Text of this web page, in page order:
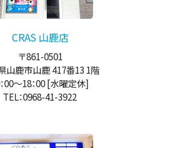
CRAS 山鹿店
〒861-0501
山鹿市山鹿 417番13 1階
00～18：00[水曜定休]
TEL：0968-41-3922